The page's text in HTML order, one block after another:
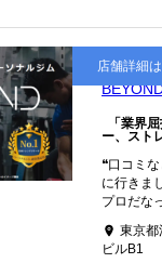
渋谷
「業界
ー、スト
❝口コミ
に行きま
プロだな
東京
ビルB1
店舗詳細